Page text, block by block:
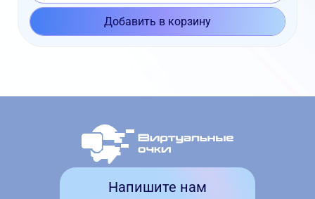
Добавить в корзину
Напишите нам